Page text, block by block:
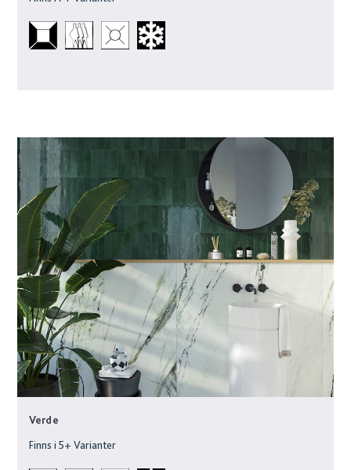
Verde
Finns i5+ Varianter